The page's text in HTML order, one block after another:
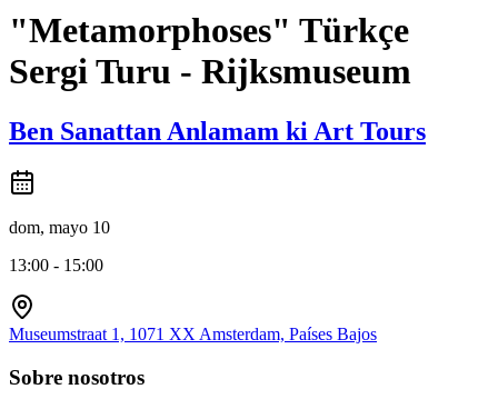
"Metamorphoses" Türkçe
Sergi Turu - Rijksmuseum
Ben Sanattan Anlamam ki Art Tours
dom, mayo 10
13:00 - 15:00
Museumstraat 1, 1071 XX Amsterdam, Países Bajos
Sobre nosotros